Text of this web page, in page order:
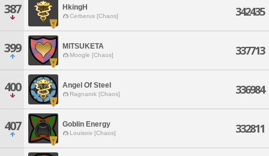
387 HkingH
Cerberus [Chaos] 342435
399 MITSUKETA
Moogle [Chaos] 337713
400 Angel Of Steel
Ragnarok [Chaos] 336984
407 Goblin Energy
Louisoix [Chaos] 332811